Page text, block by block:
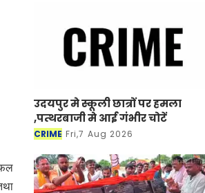
उदयपुर मे स्कूली छात्रों पर हमला
,पत्थरबाजी मे आई गंभीर चोटें
CRIME Fri,7 Aug 2026